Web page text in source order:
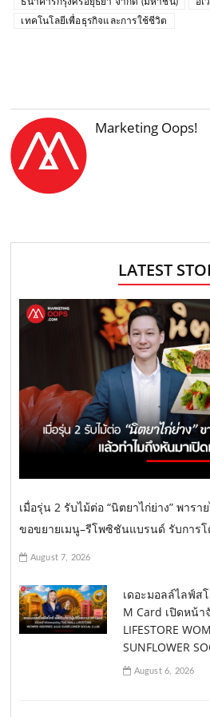
เทคโนโลยีเพื่อธุรกิจและการใช้ชีวิต
Marketing Oops!
LATEST
เมื่อรุ่น 2 รับไม้ต่อ “นิตยาไก่ย่าง” พาร
ขอขยายเมนู–รีโพซิชันแบรนด์ รับการโ
August 7, 2026
เดอะมอลล์ไลฟ์ส
M Card เปิดหน้า
LIFESTORE
SUNFLOWER
August 6, 2026